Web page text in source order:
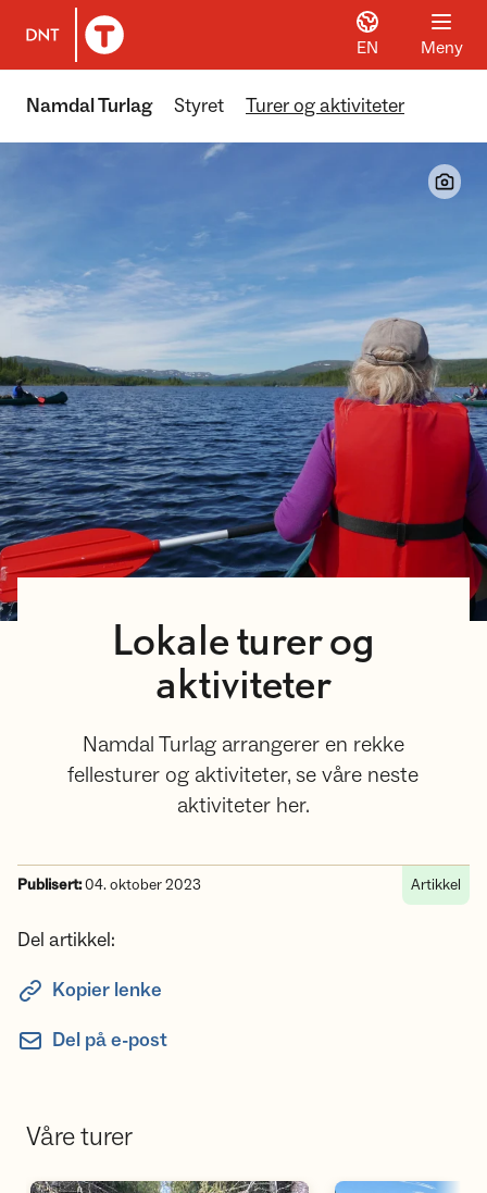
Til DNT.no forside
EN Meny
Namdal Turlag Styret Turer og aktiviteter
Lokale turer og
aktiviteter
Namdal Turlag arrangerer en rekke
fellesturer og aktiviteter, se våre neste
aktiviteter her.
Publisert:04. oktober 2023 Artikkel
Del artikkel:
Kopier lenke
Del på e-post
Våre turer